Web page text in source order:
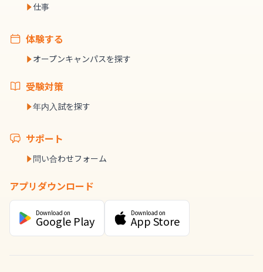
仕事
体験する
オープンキャンパスを探す
受験対策
年内入試を探す
サポート
問い合わせフォーム
アプリダウンロード
Download on
Google Play
Download on
App Store